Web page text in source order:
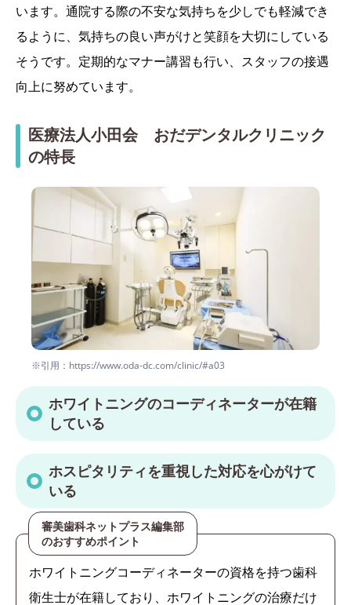
います。通院する際の不安な気持ちを少しでも軽減でき
るように、気持ちの良い声がけと笑顔を大切にしている
そうです。定期的なマナー講習も行い、スタッフの接遇
向上に努めています。
医療法人小田会 おだデンタルクリニック
の特長
※引用：https://www.oda-dc.com/clinic/#a03
ホワイトニングのコーディネーターが在籍
している
ホスピタリティを重視した対応を心がけて
いる
審美歯科ネットプラス編集部
のおすすめポイント
ホワイトニングコーディネーターの資格を持つ歯科
衛生士が在籍しており、ホワイトニングの治療だけ